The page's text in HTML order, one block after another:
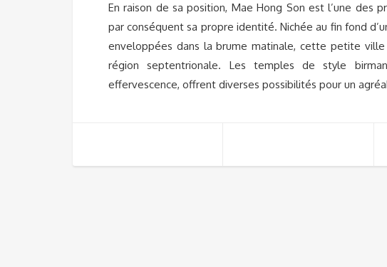
En raison de sa position, Mae Hong Son est l’une des
par conséquent sa propre identité. Nichée au fin fond
enveloppées dans la brume matinale, cette petite
région septentrionale. Les temples de style
effervescence, offrent diverses possibilités pour un